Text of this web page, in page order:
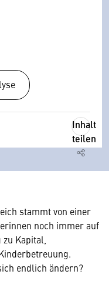
Inhalt
teilen
stammt von einer
noch immer auf
Kapital,
endlich ändern?